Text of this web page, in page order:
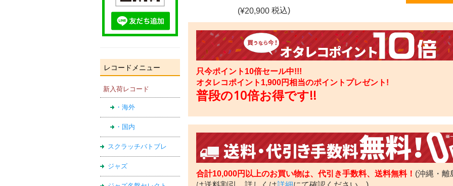
レコードメニュー
新入荷レコード
・海外
・国内
スクラッチバトブレ
ジャズ
(¥20,900 税込)
只今ポイント10倍セール中!!!
オタレコポイント 1,900円相当のポイントプレゼント!
普段の10倍お得です!!
合計10,000円以上のお買い物は、代引き手数料、送料無料！ (沖縄・離